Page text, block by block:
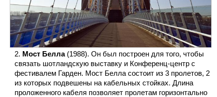
Мост Белла(1988). Он был построен для того, чтобы
связать шотландскую выставку и Конференц-центр с
фестивалем Гарден. Мост Белла состоит из 3 пролетов, 2
из которых подвешены на кабельных стойках. Длина
проложенного кабеля позволяет пролетам горизонтально